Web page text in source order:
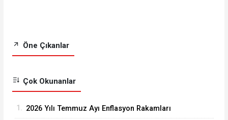
Öne Çıkanlar
Çok Okunanlar
1. 2026 Yılı Temmuz Ayı Enflasyon Rakamları